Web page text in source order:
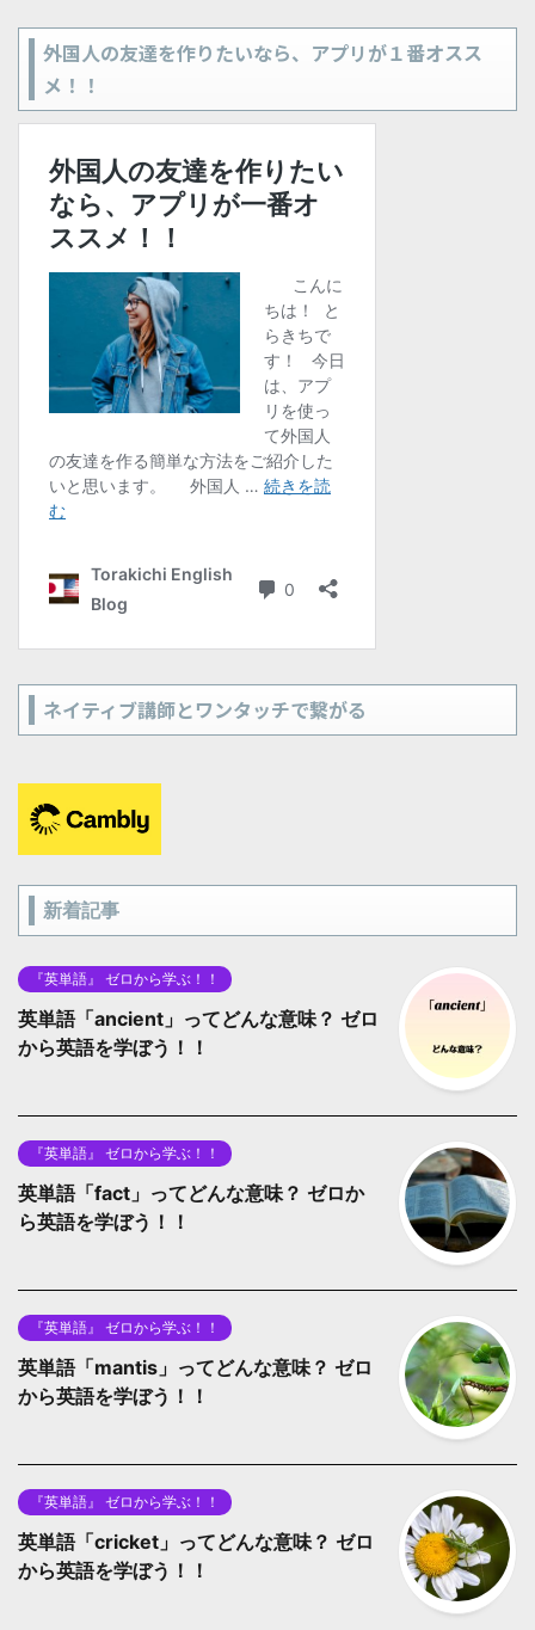
外国人の友達を作りたいなら、アプリが１番オスス
メ！！
ネイティブ講師とワンタッチで繋がる
新着記事
『英単語』 ゼロから学ぶ！！
英単語「ancient」ってどんな意味？ ゼロ
から英語を学ぼう！！
『英単語』 ゼロから学ぶ！！
英単語「fact」ってどんな意味？ ゼロか
ら英語を学ぼう！！
『英単語』 ゼロから学ぶ！！
英単語「mantis」ってどんな意味？ ゼロ
から英語を学ぼう！！
『英単語』 ゼロから学ぶ！！
英単語「cricket」ってどんな意味？ ゼロ
から英語を学ぼう！！